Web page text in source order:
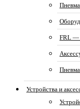
FRL —
Устройства и